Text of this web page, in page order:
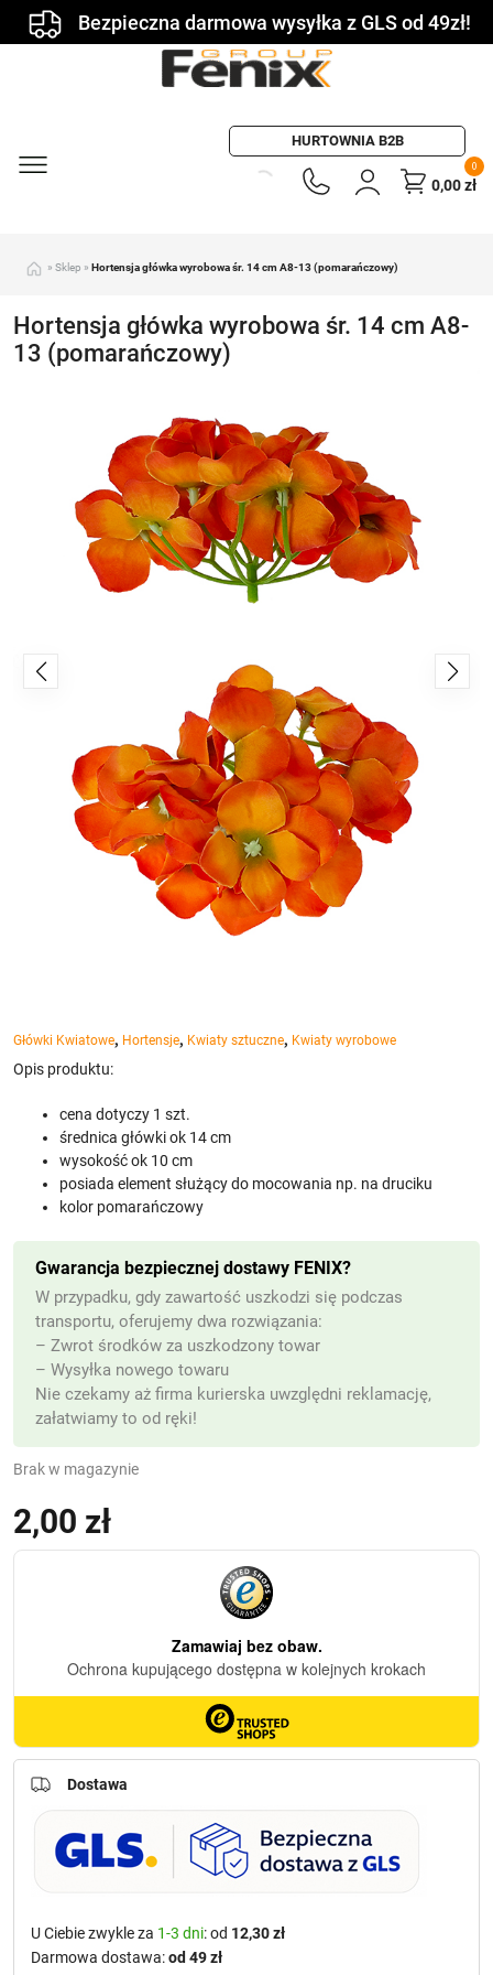
Bezpieczna darmowa wysyłka z GLS od 49zł!
HURTOWNIA B2B
0
0,00zł
» Sklep » Hortensja główka wyrobowa śr. 14 cm A8-13 (pomarańczowy)
Hortensja główka wyrobowa śr. 14 cm A8-
13 (pomarańczowy)
Główki Kwiatowe, Hortensje, Kwiaty sztuczne, Kwiaty wyrobowe
2,00 zł
Opis produktu:
cena dotyczy 1 szt.
średnica główki ok 14 cm
wysokość ok 10 cm
posiada element służący do mocowania np. na druciku
kolor pomarańczowy
Brak w magazynie
Gwarancja bezpiecznej dostawy FENIX?
W przypadku, gdy zawartość uszkodzi się podczas
transportu, oferujemy dwa rozwiązania:
– Zwrot środków za uszkodzony towar
– Wysyłka nowego towaru
Nie czekamy aż firma kurierska uwzględni reklamację,
załatwiamy to od ręki!
Dostawa
U Ciebie zwykle za 1-3 dni: od 12,30 zł
Darmowa dostawa:od 49 zł